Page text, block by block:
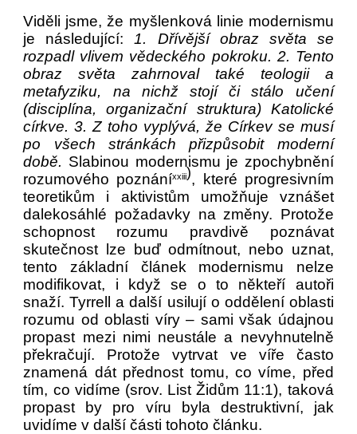
Viděli jsme, že myšlenková linie modernismu
je následující:1. Dřívější obraz světa se
rozpadl vlivem vědeckého pokroku. 2. Tento
obraz světa zahrnoval také teologii a
metafyziku, na nichž stojí či stálo učení
(disciplína, organizační struktura) Katolické
církve. 3. Z toho vyplývá, že Církev se musí
po všech stránkách přizpůsobit moderní
době. Slabinou modernismu je zpochybnění
rozumového poznáníxxiii), které progresivním
teoretikům i aktivistům umožňuje vznášet
dalekosáhlé požadavky na změny. Protože
schopnost rozumu pravdivě poznávat
skutečnost lze buď odmítnout, nebo uznat,
tento základní článek modernismu nelze
modifikovat, i když se o to někteří autoři
snaží. Tyrrell a další usilují o oddělení oblasti
rozumu od oblasti víry – sami však údajnou
propast mezi nimi neustále a nevyhnutelně
překračují. Protože vytrvat ve víře často
znamená dát přednost tomu, co víme, před
tím, co vidíme (srov. List Židům 11:1), taková
propast by pro víru byla destruktivní, jak
uvidíme v další části tohoto článku.